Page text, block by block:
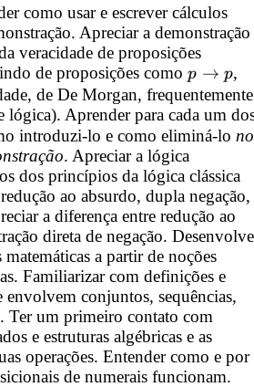
como usar e escrever cálculos
Apreciar a demonstração
veracidade de proposições
de proposições comop\to
p
p → p,
de De Morgan, frequentemente
lógica). Aprender para cada um
introduzi-lo e como eliminá-lo no
. Apreciar a lógica
dos princípios da lógica clássica
ao absurdo, dupla negação,
a diferença entre redução ao
direta de negação.
a partir de noções
Familiarizar com definições e
envolvem conjuntos, sequências,
Ter um primeiro contato com
e estruturas algébricas e as
operações. Entender como e por
de numerais funcionam.